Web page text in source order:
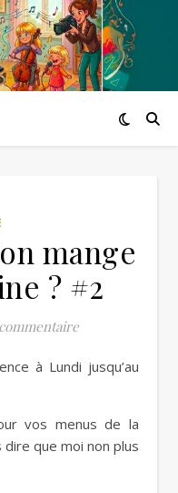
mange
? #2
vos menus de la
que moi non plus